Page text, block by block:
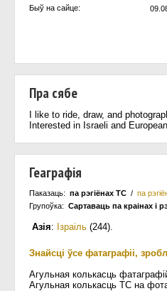
Быў на сайце:
Пра сябе
I like to ride, draw, and
Interested in Israeli and
Геаграфія
Паказаць: па рэгіёнах ТС / па
Групоўка: Сартаваць па краiнах i
Азія: Ізраіль (244).
Знайсці ўсе фатаграфіі,
Агульная колькасць
Агульная колькасць ТС на